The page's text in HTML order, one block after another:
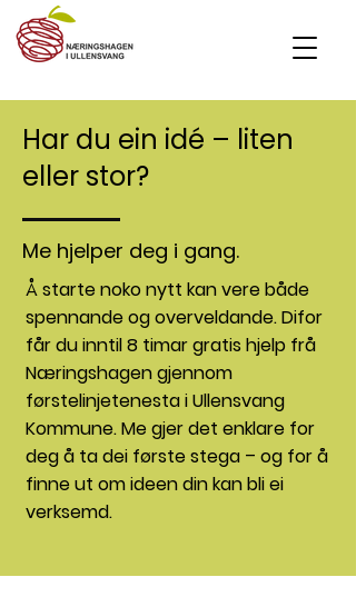
Har du ein idé – liten
eller stor?
Me hjelper deg i gang.
Å starte noko nytt kan vere både
spennande og overveldande. Difor
får du inntil 8 timar gratis hjelp frå
Næringshagen gjennom
førstelinjetenesta i Ullensvang
Kommune. Me gjer det enklare for
deg å ta dei første stega – og for å
finne ut om ideen din kan bli ei
verksemd.